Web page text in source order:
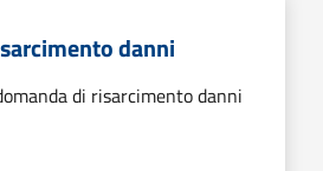
danni
di risarcimento danni